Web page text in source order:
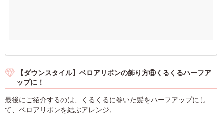
【ダウンスタイル】ベロアリボンの飾り方⑥くるくるハーフア
ップに！
最後にご紹介するのは、くるくるに巻いた髪をハーフアップにし
て、ベロアリボンを結ぶアレンジ。